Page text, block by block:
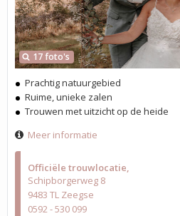
Officiële trouwlocatie
Schipborgerweg 8
9483 TL Zeegse
0592 - 530 099
17 foto's
Prachtig natuurgebied
Ruime, unieke zalen
Trouwen met uitzicht op de heide
Meer informatie